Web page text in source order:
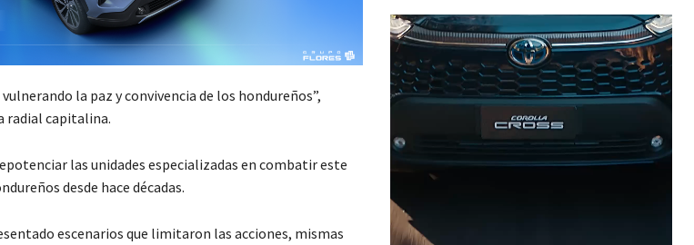
la paz y convivencia de los hondureños”,
radial capitalina.
las unidades especializadas en combatir este
desde hace décadas.
escenarios que limitaron las acciones, mismas